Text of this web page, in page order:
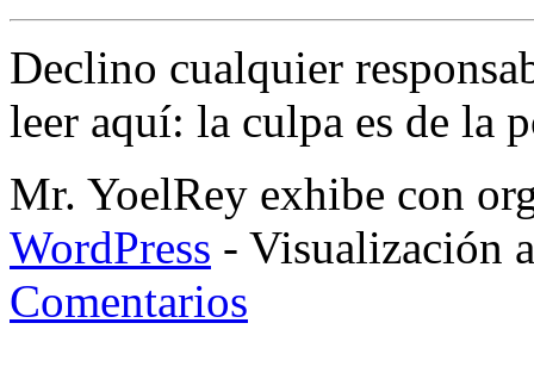
Declino cualquier
leer aquí: la culpa es de la
Mr. YoelRey exhibe con
WordPress - Visualización
Comentarios